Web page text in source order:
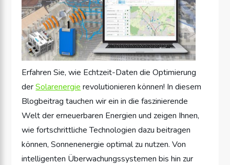
Erfahren Sie, wie Echtzeit-Daten die Optimierung
derSolarenergie revolutionieren können! In diesem
Blogbeitrag tauchen wir ein in die faszinierende
Welt der erneuerbaren Energien und zeigen Ihnen,
wie fortschrittliche Technologien dazu beitragen
können, Sonnenenergie optimal zu nutzen. Von
intelligenten Überwachungssystemen bis hin zur